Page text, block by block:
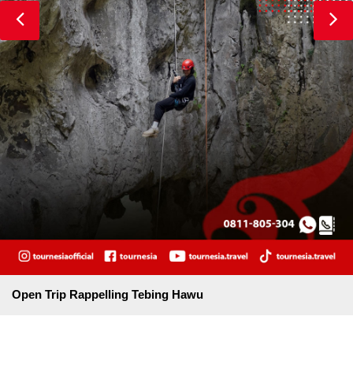
Open Trip Rappelling Tebing Hawu